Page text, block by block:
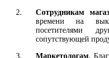
Сотрудникам
времени на
посетителями
сопутствующей
Маркетологам.